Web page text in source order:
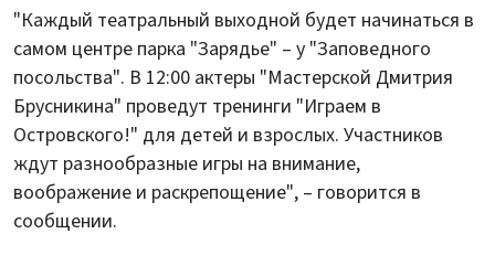
"Каждый театральный выходной будет начинаться в
самом центре парка "Зарядье" – у "Заповедного
посольства". В 12:00 актеры "Мастерской Дмитрия
Брусникина" проведут тренинги "Играем в
Островского!" для детей и взрослых. Участников
ждут разнообразные игры на внимание,
воображение и раскрепощение", – говорится в
сообщении.